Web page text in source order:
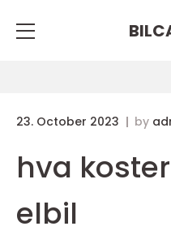
23. October 2023 by
hva
elbil